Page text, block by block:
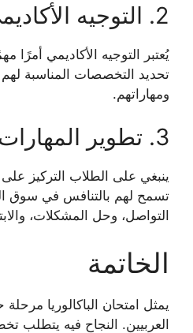
2. التوجيه الأكاديمي
يُعتبر التوجيه الأكاديمي
تحديد التخصصات المناسبة لهم
ومهاراتهم.
3. تطوير المهارات
ينبغي على الطلاب التركيز
تسمح لهم بالتنافس في سوق
التواصل، وحل المشكلات،
الخاتمة
يمثل امتحان الباكالوريا
العربيين. النجاح فيه يتطلب